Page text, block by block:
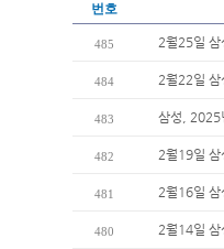
번호
485 2월25일 삼
484 2월22일 삼
483 삼성, 2025
482 2월19일 삼
481 2월16일 삼
480 2월14일 삼